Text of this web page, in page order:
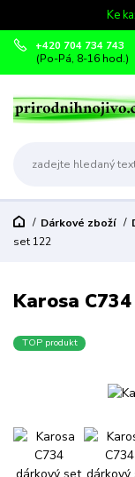
Ke
+420 704 734 743
(Po-Pá, 8-16 hod.)
Dárkové zboží
set 122
Karosa
TOP produkt